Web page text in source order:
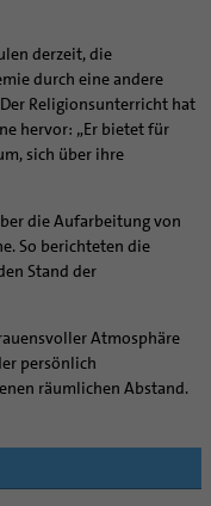
derzeit, die
durch eine andere
Religionsunterricht hat
hervor: „Er bietet für
sich über ihre
die Aufarbeitung von
So berichteten die
Stand der
Atmosphäre
persönlich
räumlichen Abstand.